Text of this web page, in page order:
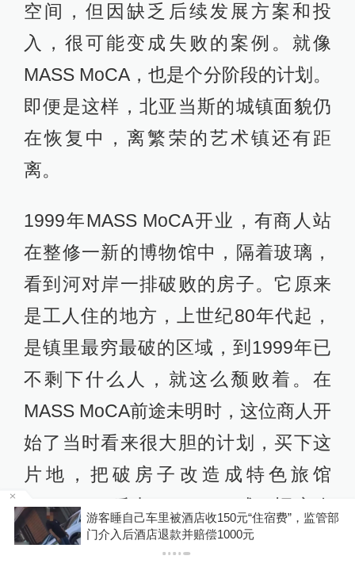
空间，但因缺乏后续发展方案和投
入，很可能变成失败的案例。就像
MASS MoCA，也是个分阶段的计划。
即便是这样，北亚当斯的城镇面貌仍
在恢复中，离繁荣的艺术镇还有距
离。
1999年MASS MoCA开业，有商人站
在整修一新的博物馆中，隔着玻璃，
看到河对岸一排破败的房子。它原来
是工人住的地方，上世纪80年代起，
是镇里最穷最破的区域，到1999年已
不剩下什么人，就这么颓败着。在
MASS MoCA前途未明时，这位商人开
始了当时看来很大胆的计划，买下这
片地，把破房子改造成特色旅馆
Porches。后来，Porches成了旧房改
造增值的成功代表，虽然MASS MoCA
你有权知道更多
下载澎湃新闻客户端